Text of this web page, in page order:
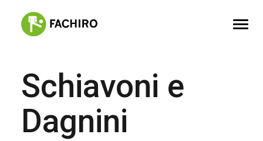
FACHIRO
PORTFOLIO
Schiavoni e
Dagnini